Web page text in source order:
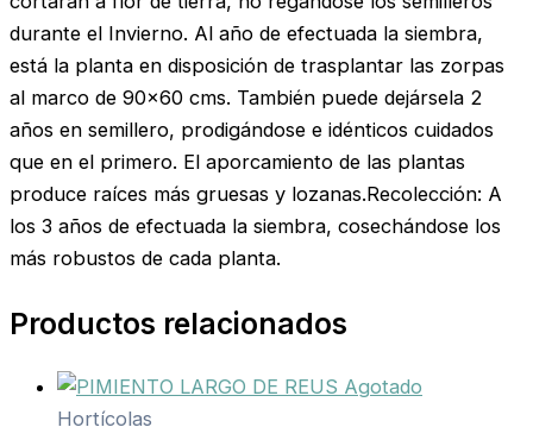
durante el Invierno. Al año de efectuada la siembra,
está la planta en disposición de trasplantar las zorpas
al marco de 90×60 cms. También puede dejársela 2
años en semillero, prodigándose e idénticos cuidados
que en el primero. El aporcamiento de las plantas
produce raíces más gruesas y lozanas.Recolección: A
los 3 años de efectuada la siembra, cosechándose los
más robustos de cada planta.
Productos relacionados
Agotado
Hortícolas